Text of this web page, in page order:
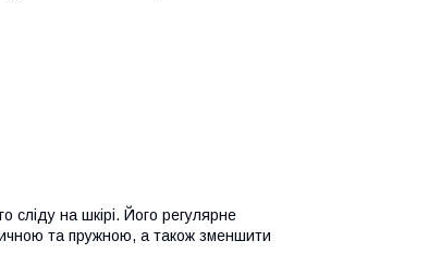
сліду на шкірі. Його регулярне
та пружною, а також зменшити